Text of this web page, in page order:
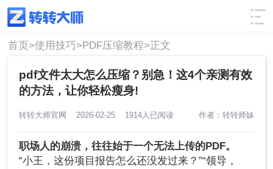
使用技巧 筛选
首页>使用技巧>PDF压缩教程>正文
pdf文件太大怎么压缩？别急！这4个亲测有效
的方法，让你轻松瘦身!
转转大师官网 2026-02-25 1914人已阅读 作者：转转师妹
职场人的崩溃，往往始于一个无法上传的PDF。
“小王，这份项目报告怎么还没发过来？”“领导，